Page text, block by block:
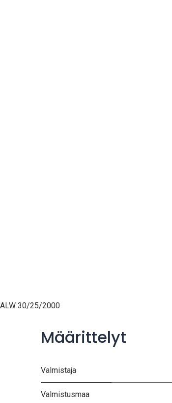
ALW 30/25/2000
Määrittelyt
Valmistaja
Valmistusmaa